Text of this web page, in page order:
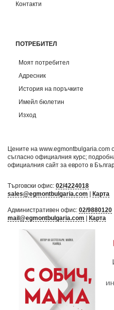
Контакти
ПОТРЕБИТЕЛ
Моят потребител
Адресник
История на поръчките
Имейл бюлетин
Изход
Цените на www.egmontbulgaria.com
съгласно официалния курс;
официалния сайт за еврото в
Търговски офис: 02/4224018
sales@egmontbulgaria.com | Карта
Административен офис: 02/9880120
mail@egmontbulgaria.com | Карта